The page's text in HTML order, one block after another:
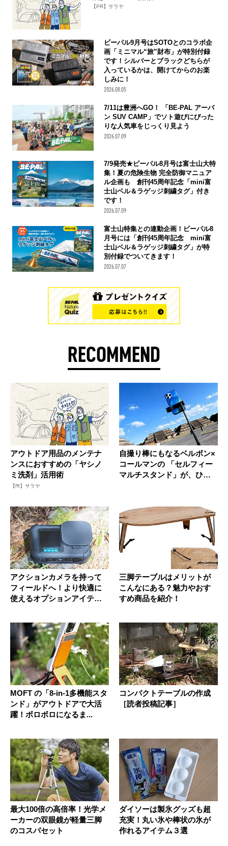
【PR】サラヤ
ビーパル9月号はSOTOとのコラボ企
画「ミニマル“旅”財布」が特別付録
です！シルバーとブラックどちらが
入っているかは、開けてからのお楽
しみに！
2026.08.05
7/11は豊洲へGO！ 「BE-PAL アーバ
ン SUV CAMP」でソト遊びにぴった
りな人気車をじっくり見よう
2026.07.09
7/9発売★ビーパル8月号は富士山大特
集！夏の危険生物 完全防御マニュア
ル企画も 創刊45周年記念「mini富
士山ベル＆ラゲッジ刺繍タグ」付き
です！
2026.07.09
富士山特集との連動企画！ビーパル8
月号には「創刊45周年記念 mini富
士山ベル＆ラゲッジ刺繍タグ」が特
別付録でついてきます！
2026.07.07
RECOMMEND
アウトドア用品のメンテナ
ンスにおすすめの「ヤシノ
ミ洗剤」活用術
【PR】サラヤ
自撮り棒にもなるベルボン×
コールマンの 「セルフィー
マルチスタンド」が、ひと
アクションカメラを持って
フィールドへ！より快適に
使えるオプションアイテム
三脚テーブルはメリットが
こんなにある？魅力やおす
すめ商品を紹介！
MOFT の「8-in-1多機能スタ
ンド」がアウトドアで大活
躍！ボロボロになるま...
コンパクトテーブルの作成
［読者投稿記事］
最大100倍の高倍率！光学メ
ーカーの双眼鏡が軽量三脚
のコスパセット
ダイソーは製氷グッズも超
充実！丸い氷や棒状の氷が
作れるアイテム３選